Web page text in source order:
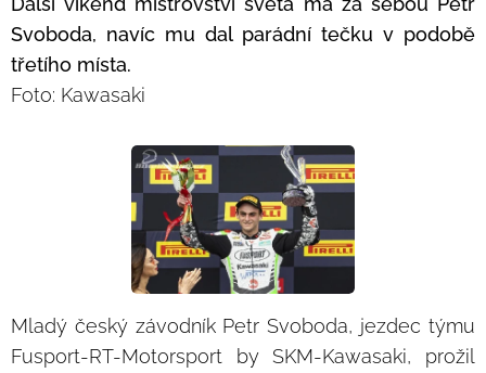
Svoboda, navíc mu dal parádní tečku v podobě
třetího místa.
Foto: Kawasaki
Mladý český závodník Petr Svoboda, jezdec týmu
Fusport-RT-Motorsport by SKM-Kawasaki, prožil